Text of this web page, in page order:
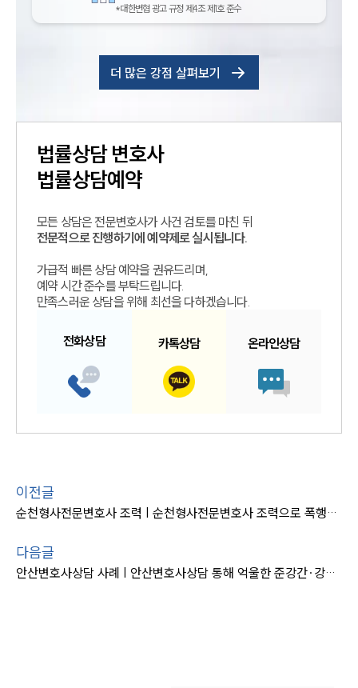
*대한변협 광고 규정 제4조 제1호 준수
더 많은 강점 살펴보기
법률상담변호사
법률상담예약
모든 상담은 전문변호사가 사건 검토를 마친 뒤
전문적으로 진행하기에 예약제로 실시됩니다.
가급적 빠른 상담 예약을 권유드리며,
예약 시간 준수를 부탁드립니다.
만족스러운 상담을 위해 최선을 다하겠습니다.
전화상담 카톡상담 온라인상담
이전글
순천형사전문변호사 조력 | 순천형사전문변호사 조력으로 폭행죄 의뢰인 불기소
다음글
안산변호사상담 사례 | 안산변호사상담 통해 억울한 준강간∙강제추행 혐의 푸신 의뢰인